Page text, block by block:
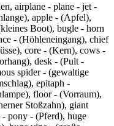
airplane - plane - jet -
apple - (Apfel),
Boot), bugle - horn
- (Höhleneingang), chief
core - (Kern), cows -
desk - (Pult -
spider - (gewaltige
epitaph -
floor - (Vorraum),
Stoßzahn), giant
pony - (Pferd), huge